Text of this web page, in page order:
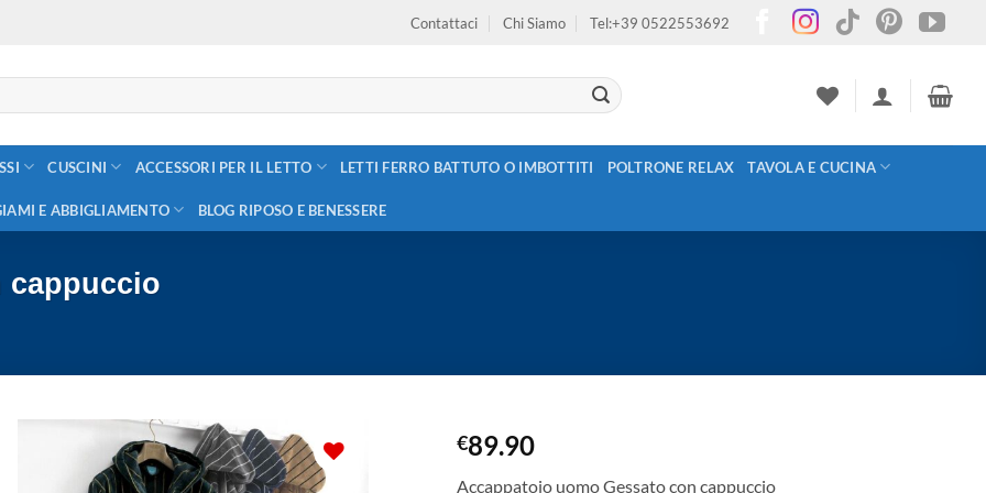
Contattaci Chi Siamo Tel:+39 0522553692
CUSCINI ACCESSORI PER IL LETTO LETTI FERRO BATTUTO O IMBOTTITI POLTRONE RELAX TAVOLA E CUCINA
E ABBIGLIAMENTO BLOG RIPOSO E BENESSERE
cappuccio
€89.90
Accappatoio uomo Gessato con cappuccio